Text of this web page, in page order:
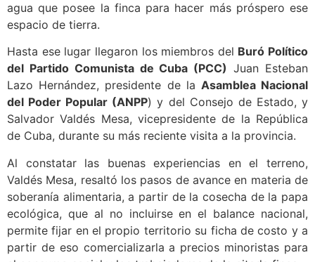
agua que posee la finca para hacer más próspero ese
espacio de tierra.
Hasta ese lugar llegaron los miembros del Buró Político
del Partido Comunista de Cuba (PCC) Juan Esteban
Lazo Hernández, presidente de la Asamblea Nacional
del Poder Popular (ANPP) y del Consejo de Estado, y
Salvador Valdés Mesa, vicepresidente de la República
de Cuba, durante su más reciente visita a la provincia.
Al constatar las buenas experiencias en el terreno,
Valdés Mesa, resaltó los pasos de avance en materia de
soberanía alimentaria, a partir de la cosecha de la papa
ecológica, que al no incluirse en el balance nacional,
permite fijar en el propio territorio su ficha de costo y a
partir de eso comercializarla a precios minoristas para